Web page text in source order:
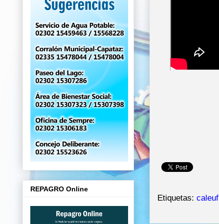
Etiquetas:
REPAGRO Online